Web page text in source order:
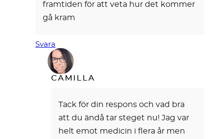
framtiden för att veta hur det kommer
gå kram
Svara
CAMILLA
Tack för din respons och vad bra
att du ändå tar steget nu! Jag var
helt emot medicin i flera år men